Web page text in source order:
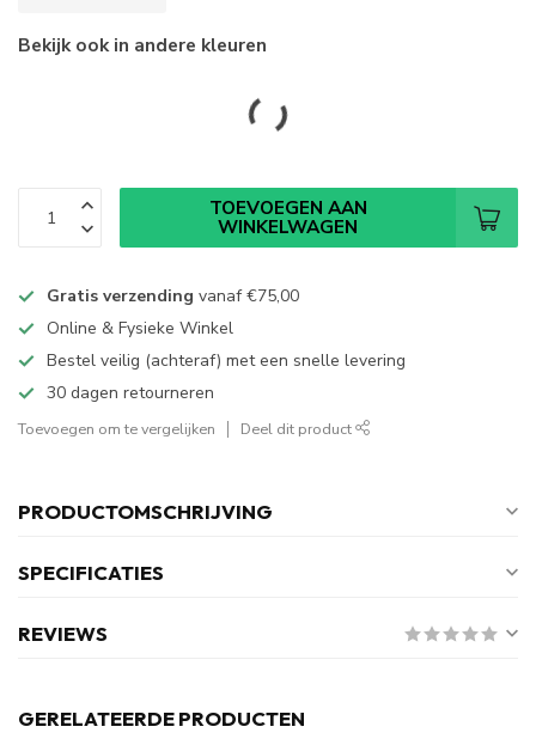
Bekijk ook in andere kleuren
TOEVOEGEN AAN
WINKELWAGEN
Gratis verzending vanaf €75,00
Online & Fysieke Winkel
Bestel veilig (achteraf) met een snelle levering
30 dagen retourneren
Toevoegen om te vergelijken Deel dit product
PRODUCTOMSCHRIJVING
SPECIFICATIES
REVIEWS
GERELATEERDE PRODUCTEN